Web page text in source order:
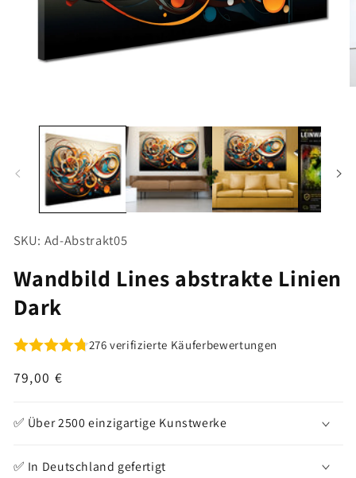
Modal
SKU: Ad-Abstrakt05
Wandbild Lines abstrakte Linien
Dark
276 verifizierte Käuferbewertungen
Normaler
79,00 €
✅ Über 2500 einzigartige Kunstwerke
✅ In Deutschland gefertigt